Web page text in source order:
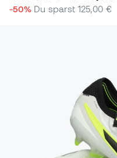
-50% Du sparst125,00 €